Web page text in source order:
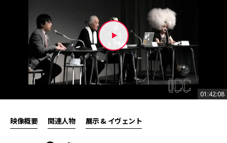
01:42:08
01:42:08
映像概要 関連人物 展示 & イヴェント